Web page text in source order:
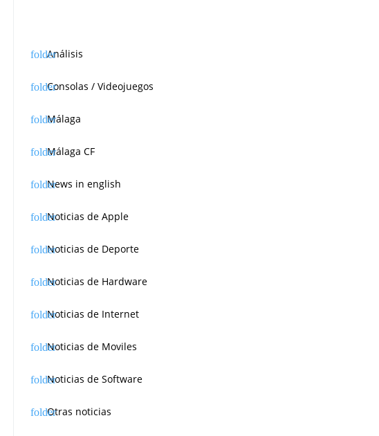
Análisis
Consolas / Videojuegos
Málaga
Málaga CF
News in english
Noticias de Apple
Noticias de Deporte
Noticias de Hardware
Noticias de Internet
Noticias de Moviles
Noticias de Software
Otras noticias